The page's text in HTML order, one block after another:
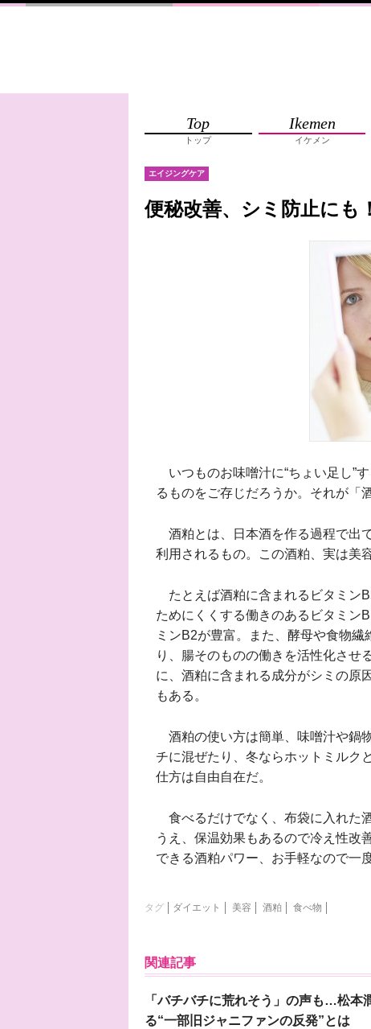
Top
トップ
Ikemen
イケメン
エイジングケア
便秘改善、シミ防止にも
いつものお味噌汁に“ちょい足し”
るものをご存じだろうか。それが「
酒粕とは、日本酒を作る過程で出
利用されるもの。この酒粕、実は美
たとえば酒粕に含まれるビタミン
ためにくくする働きのあるビタミン
ミンB2が豊富。また、酵母や食物
り、腸そのものの働きを活性化させ
に、酒粕に含まれる成分がシミの原
もある。
酒粕の使い方は簡単、味噌汁や鍋
チに混ぜたり、冬ならホットミルク
仕方は自由自在だ。
食べるだけでなく、布袋に入れた
うえ、保温効果もあるので冷え性改
できる酒粕パワー、お手軽なので一
タグ ダイエット 美容 酒粕 食べ物
関連記事
「バチバチに荒れそう」の声も…松本
る“一部旧ジャニファンの反発”とは